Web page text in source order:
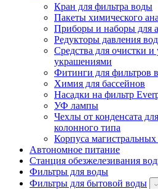
Кран для фильтра воды
Пакеты химического
Приборы и наборы для
Редукторы давления
Средства для очистки и
украшениями
Фитинги для фильтров
Химия для бассейнов
Насадки на фильтр
УФ лампы
Чехлы от конденсата
колонного типа
Корпуса магистральных
Автономное питание
Станция обезжелезивания
Фильтры для воды
Фильтры для бытовой воды